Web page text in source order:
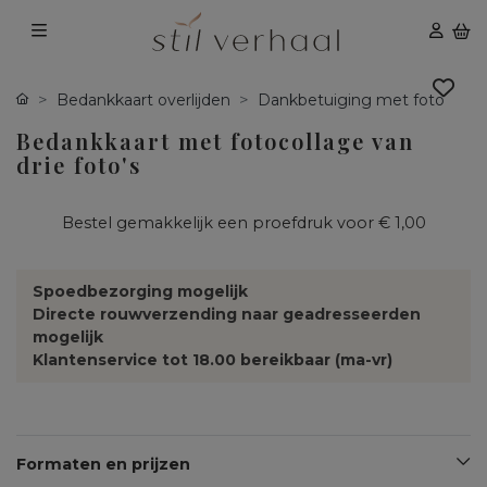
Bedankkaart overlijden Dankbetuiging met foto
Bedankkaart met fotocollage van
drie foto's
Bestel gemakkelijk een proefdruk voor € 1,00
Spoedbezorging mogelijk
Directe rouwverzending naar geadresseerden
mogelijk
Klantenservice tot 18.00 bereikbaar (ma-vr)
Formaten en prijzen